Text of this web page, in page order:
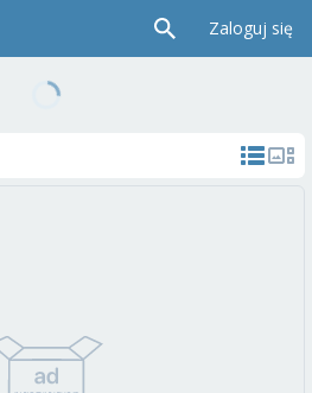
Zaloguj się